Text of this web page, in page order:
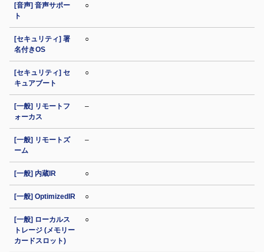
[音声] 音声サポー
ト
○
[セキュリティ] 署
名付きOS
○
[セキュリティ] セ
キュアブート
○
[一般] リモートフ
ォーカス
–
[一般] リモートズ
ーム
–
[一般] 内蔵IR ○
[一般] OptimizedIR ○
[一般] ローカルス
トレージ (メモリー
カードスロット)
○